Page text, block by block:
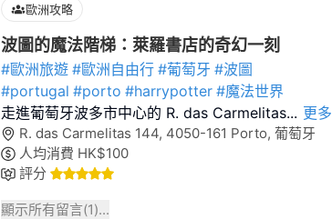
歐洲攻略
波圖的魔法階梯：萊羅書店的奇幻一刻
#歐洲旅遊 #歐洲自由行 #葡萄牙 #波圖
#portugal #porto #harrypotter #魔法世界
走進葡萄牙波多市中心的 R. das Carmelitas... 更多
R. das Carmelitas 144, 4050-161 Porto, 葡萄牙
人均消費 HK$100
評分
顯示所有留言(1)...